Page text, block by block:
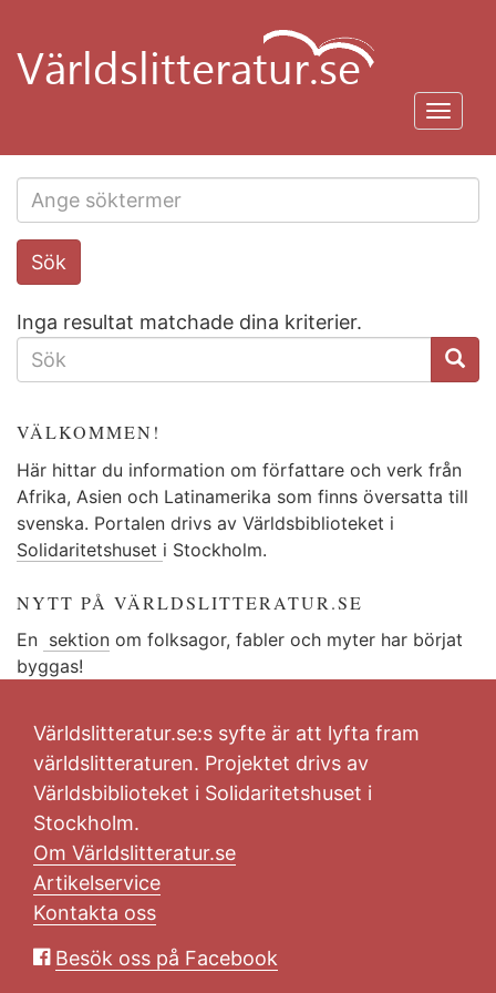
huvudinnehåll
Search
this
Sök
Inga resultat matchade dina kriterier.
SÖKFORMULÄR
VÄLKOMMEN!
Här hittar du information om författare och verk från
Afrika, Asien och Latinamerika som finns översatta till
svenska. Portalen drivs av Världsbiblioteket i
Solidaritetshuset i Stockholm.
NYTT PÅ VÄRLDSLITTERATUR.SE
En sektion om folksagor, fabler och myter har börjat
byggas!
Världslitteratur.se:s syfte är att lyfta fram
världslitteraturen. Projektet drivs av
Världsbiblioteket i Solidaritetshuset i
Stockholm.
Om Världslitteratur.se
Artikelservice
Kontakta oss
Besök oss på Facebook